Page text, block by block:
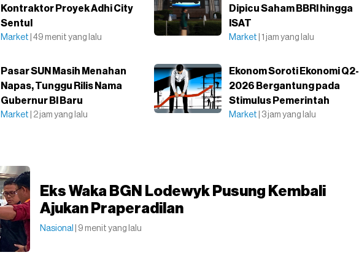
Kontraktor Proyek Adhi City
Sentul
Market | 49 menit yang lalu
Dipicu Saham BBRI hingga
ISAT
Market | 1 jam yang lalu
Pasar SUN Masih Menahan
Napas, Tunggu Rilis Nama
Gubernur BI Baru
Market | 2 jam yang lalu
Ekonom Soroti Ekonomi Q2-
2026 Bergantung pada
Stimulus Pemerintah
Market | 3 jam yang lalu
Eks Waka BGN Lodewyk Pusung Kembali
Ajukan Praperadilan
Nasional | 9 menit yang lalu